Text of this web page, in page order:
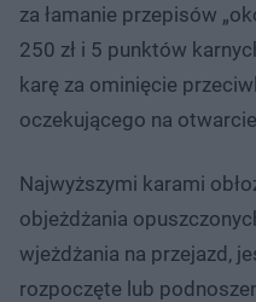
za łamanie przepisów
250 zł i 5 punktów
karę za ominięcie
oczekującego na
Najwyższymi karami
objeżdżania
wjeżdżania na przejazd,
rozpoczęte lub